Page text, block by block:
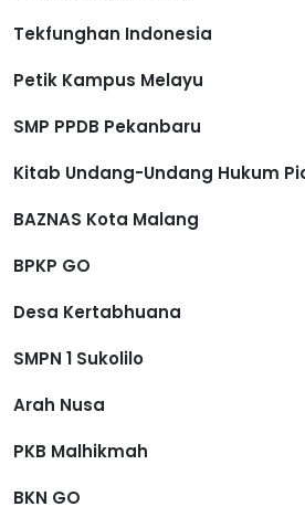
Tekfunghan Indonesia
Petik Kampus Melayu
SMP PPDB Pekanbaru
Kitab Undang-Undang Hukum
BAZNAS Kota Malang
BPKP GO
Desa Kertabhuana
SMPN 1 Sukolilo
Arah Nusa
PKB Malhikmah
BKN GO